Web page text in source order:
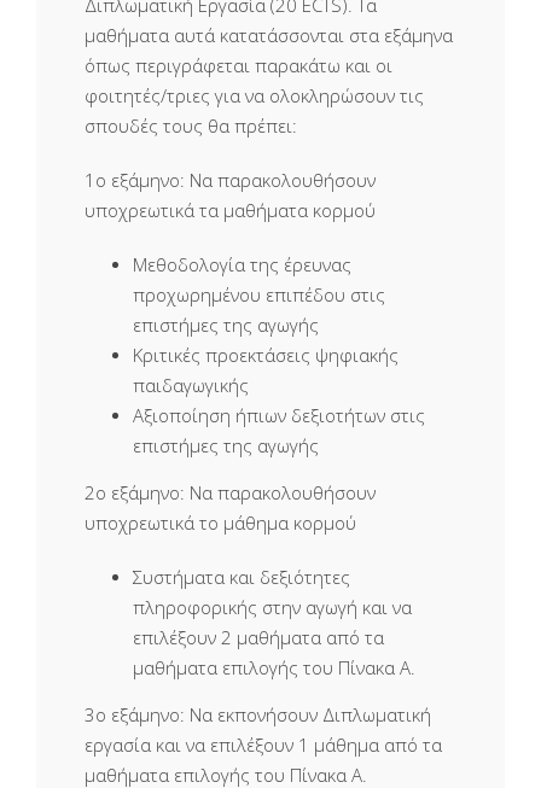
μαθήματα αυτά κατατάσσονται στα εξάμηνα
όπως περιγράφεται παρακάτω και οι
φοιτητές/τριες για να ολοκληρώσουν τις
σπουδές τους θα πρέπει:
1ο εξάμηνο: Να παρακολουθήσουν
υποχρεωτικά τα μαθήματα κορμού
Μεθοδολογία της έρευνας
προχωρημένου επιπέδου στις
επιστήμες της αγωγής
Κριτικές προεκτάσεις ψηφιακής
παιδαγωγικής
Αξιοποίηση ήπιων δεξιοτήτων στις
επιστήμες της αγωγής
2ο εξάμηνο: Να παρακολουθήσουν
υποχρεωτικά το μάθημα κορμού
Συστήματα και δεξιότητες
πληροφορικής στην αγωγή και να
επιλέξουν 2 μαθήματα από τα
μαθήματα επιλογής του Πίνακα Α.
3ο εξάμηνο: Να εκπονήσουν Διπλωματική
εργασία και να επιλέξουν 1 μάθημα από τα
μαθήματα επιλογής του Πίνακα Α.